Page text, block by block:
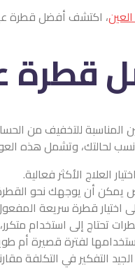
، اكتشف أفضل قطرة
المناسبة للتخفيف من
لحالتك، وتشمل هذه
العلاج الأكثر فعالية.
يمكن أن يوجهك نحو
اختيار قطرة سريعة
تحتاج إلى استخدام
لفترة قصيرة أم
التفكير في التكلفة